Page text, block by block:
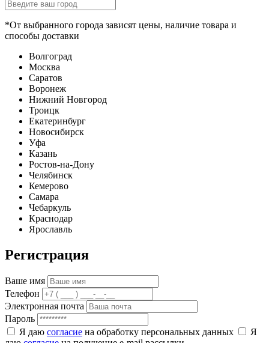
*От выбранного города зависят цены, наличие товара и
способы доставки
Волгоград
Москва
Саратов
Воронеж
Нижний Новгород
Троицк
Екатеринбург
Новосибирск
Уфа
Казань
Ростов-на-Дону
Челябинск
Кемерово
Самара
Чебаркуль
Краснодар
Ярославль
Регистрация
Ваше имя
Телефон
Электронная почта
Пароль
Я даю согласие на обработку персональных данных
Я